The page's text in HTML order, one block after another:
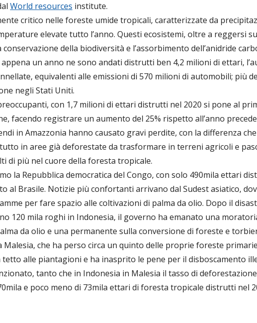
World resources institute.
critico nelle foreste umide tropicali, caratterizzate da
elevate tutto l’anno. Questi ecosistemi, oltre a reggersi
della biodiversità e l’assorbimento dell’anidride
un anno ne sono andati distrutti ben 4,2 milioni di ettari,
equivalenti alle emissioni di 570 milioni di automobili; più
negli Stati Uniti.
con 1,7 milioni di ettari distrutti nel 2020 si pone al
facendo registrare un aumento del 25% rispetto all’anno
in Amazzonia hanno causato gravi perdite, con la differenza
in aree già deforestate da trasformare in terreni agricoli e
di più nel cuore della foresta tropicale.
la Repubblica democratica del Congo, con solo 490mila ettari
al Brasile. Notizie più confortanti arrivano dal Sudest asiatico,
per fare spazio alle coltivazioni di palma da olio. Dopo il
120 mila roghi in Indonesia, il governo ha emanato una
da olio e una permanente sulla conversione di foreste e
Malesia, che ha perso circa un quinto delle proprie foreste
tetto alle piantagioni e ha inasprito le pene per il disboscamento
tanto che in Indonesia in Malesia il tasso di
e poco meno di 73mila ettari di foresta tropicale distrutti nel